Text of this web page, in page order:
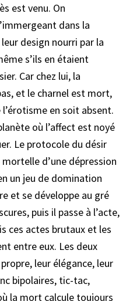
est venu. On
dans la
design nourri par la
s’ils en étaient
Car chez lui, la
et le charnel est mort,
en soit absent.
où l’affect est noyé
Le protocole du désir
d’une dépression
un jeu de domination
et se développe au gré
puis il passe à l’acte,
ces actes brutaux et les
entre eux. Les deux
leur élégance, leur
bipolaires, tic-tac,
la mort calcule toujours